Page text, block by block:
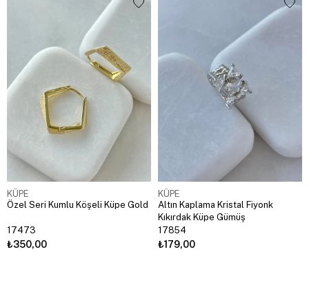
KÜPE
Özel Seri Kumlu Köşeli Küpe Gold
17473
₺350,00
KÜPE
Altın Kaplama Kristal Fiyonk
Kıkırdak Küpe Gümüş
17854
₺179,00